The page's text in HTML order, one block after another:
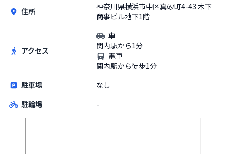
住所
神奈川県横浜市中区真砂町4-43 木下
商事ビル地下1階
アクセス
車
関内駅から1分
電車
関内駅から徒歩1分
駐車場
なし
駐輪場
-